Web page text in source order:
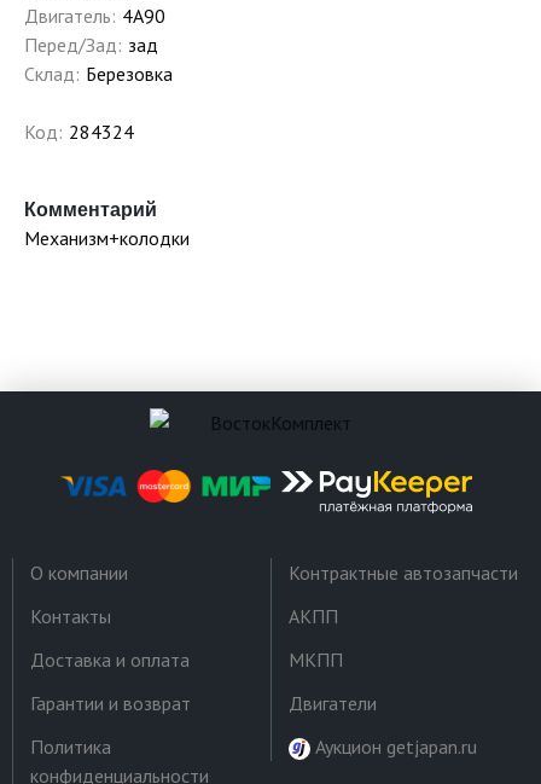
Двигатель: 4A90
Перед/Зад: зад
Склад: Березовка
Код: 284324
Комментарий
Механизм+колодки
О компании
Контакты
Доставка и оплата
Гарантии и возврат
Политика
конфиденциальности
Контрактные автозапчасти
АКПП
МКПП
Двигатели
Аукцион getjapan.ru